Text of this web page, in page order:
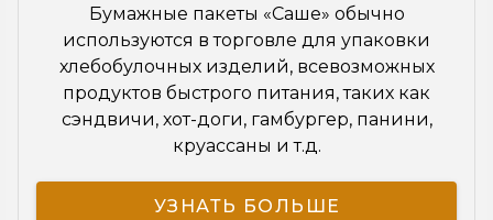
Бумажные пакеты «Саше» обычно
используются в торговле для упаковки
хлебобулочных изделий, всевозможных
продуктов быстрого питания, таких как
сэндвичи, хот-доги, гамбургер, панини,
круассаны и т.д.
УЗНАТЬ БОЛЬШЕ